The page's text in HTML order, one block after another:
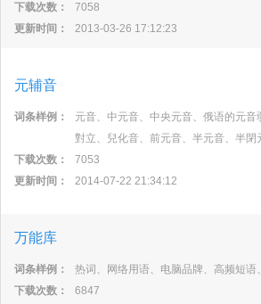
下载次数：
7058
更新时间：
2013-03-26 17:12:23
元辅音
词条样例：
元音、中元音、中央元音、俄语的元
對立、兒化音、前元音、半元音、半
下载次数：
7053
更新时间：
2014-07-22 21:34:12
万能库
词条样例：
热词、网络用语、电脑品牌、高频短
下载次数：
6847